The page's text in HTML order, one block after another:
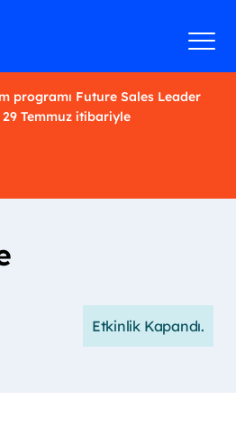
programı Future Sales Leader
Temmuz itibariyle
Etkinlik Kapandı.